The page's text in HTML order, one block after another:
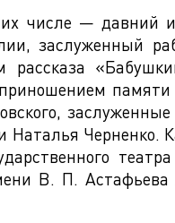
их числе — давний
заслуженный
рассказа
Наталья Черненко.
театра
В. П.